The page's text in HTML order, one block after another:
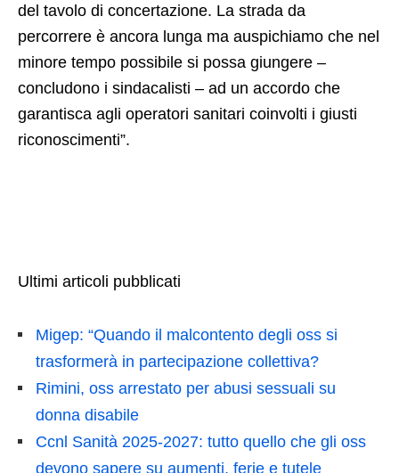
del tavolo di concertazione. La strada da
percorrere è ancora lunga ma auspichiamo che nel
minore tempo possibile si possa giungere –
concludono i sindacalisti – ad un accordo che
garantisca agli operatori sanitari coinvolti i giusti
riconoscimenti”.
Ultimi articoli pubblicati
Migep: “Quando il malcontento degli oss si
trasformerà in partecipazione collettiva?
Rimini, oss arrestato per abusi sessuali su
donna disabile
Ccnl Sanità 2025-2027: tutto quello che gli oss
devono sapere su aumenti, ferie e tutele